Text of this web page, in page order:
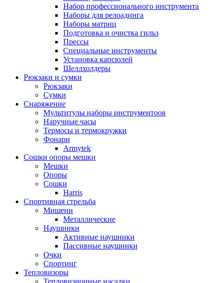
Набор профессионального инструмента
Наборы для релоадинга
Наборы матриц
Подготовка и очистка гильз
Прессы
Специальные инструменты
Установка капсюлей
Шеллхолдеры
Рюкзаки и сумки
Рюкзаки
Сумки
Снаряжение
Мультитулы наборы инструментоов
Наручные часы
Термосы и термокружки
Фонари
Armytek
Сошки опоры мешки
Мешки
Опоры
Сошки
Harris
Спортивная стрельба
Мишени
Металлические
Наушники
Активные наушники
Пассивные наушники
Очки
Спортинг
Тепловизоры
Тепловизионные насадки